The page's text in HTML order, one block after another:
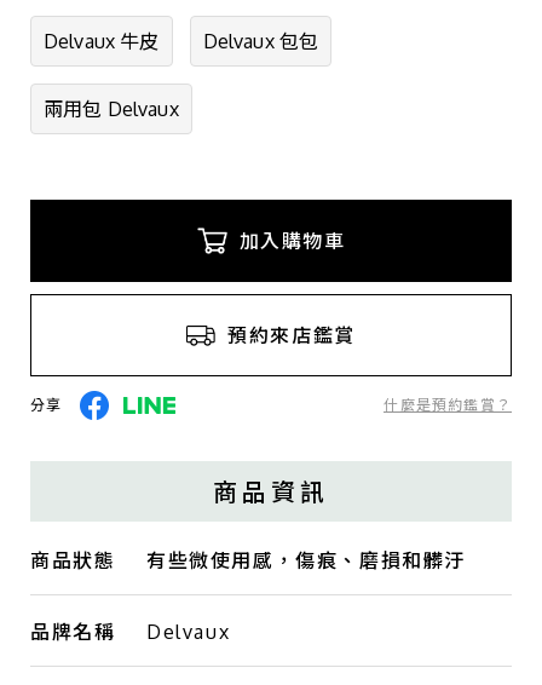
Delvaux 牛皮 Delvaux 包包
兩用包 Delvaux
加入購物車
預約來店鑑賞
分享 什麼是預約鑑賞？
商品資訊
商品狀態 有些微使用感，傷痕、磨損和髒汙
品牌名稱 Delvaux